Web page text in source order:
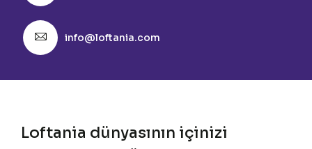
info@loftania.com
Loftania dünyasının içinizi